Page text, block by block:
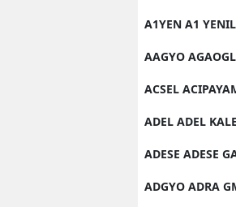
A1YEN A1
AAGYO
ACSEL
ADEL ADEL
ADESE ADESE
ADGYO ADRA